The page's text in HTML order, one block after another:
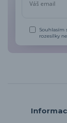
Souhlasím
rozesílky